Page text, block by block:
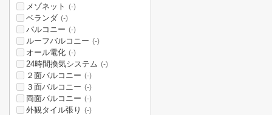
メゾネット (-)
ベランダ (-)
バルコニー (-)
ルーフバルコニー (-)
オール電化 (-)
24時間換気システム (-)
２面バルコニー (-)
３面バルコニー (-)
両面バルコニー (-)
外観タイル張り (-)